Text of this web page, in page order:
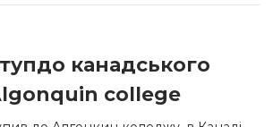
канадського
college